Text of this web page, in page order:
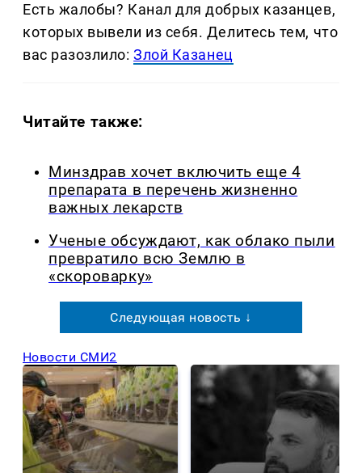
Есть жалобы? Канал для добрых казанцев,
которых вывели из себя. Делитеcь тем, что
вас разозлило:Злой Казанец
Читайте также:
Минздрав хочет включить еще 4
препарата в перечень жизненно
важных лекарств
Ученые обсуждают, как облако пыли
превратило всю Землю в
«скороварку»
Следующая новость ↓
Новости СМИ2